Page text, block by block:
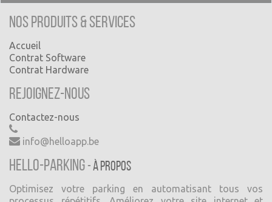
Nos produits & Services
Accueil
Contrat Software
Contrat Hardware
Rejoignez-nous
Contactez-nous
info@helloapp.be
Hello-Parking -À propos
Optimisez votre parking en automatisant tous vos